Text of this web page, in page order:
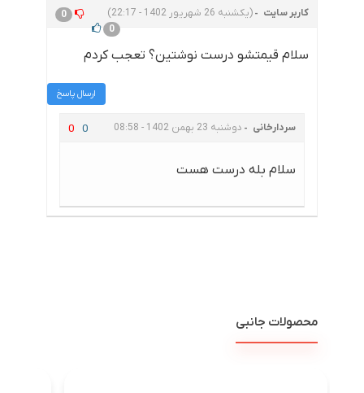
کاربر سایت (یکشنبه 26 شهریور 1402 - 22:17)
0
0
سلام قیمتشو درست نوشتین؟ تعجب کردم
ارسال پاسخ
سردارخانی دوشنبه 23 بهمن 1402 - 08:58 0 0
سلام بله درست هست
محصولات جانبی